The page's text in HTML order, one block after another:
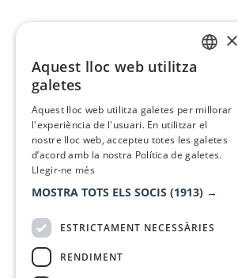
×
Aquest lloc web utilitza
galetes
Aquest lloc web utilitza galetes per millorar
l'experiència de l'usuari. En utilitzar el
nostre lloc web, accepteu totes les galetes
d’acord amb la nostra Política de galetes.
Llegir-ne més
MOSTRA TOTS ELS SOCIS (1913) →
ESTRICTAMENT NECESSÀRIES
RENDIMENT